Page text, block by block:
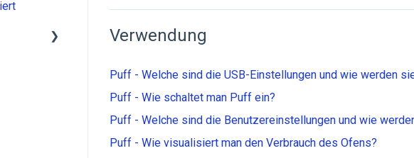
Verwendung
Puff - Welche sind die USB-Einstellungen und wie werden
Puff - Wie schaltet man Puff ein?
Puff - Welche sind die Benutzereinstellungen und wie
Puff - Wie visualisiert man den Verbrauch des Ofens?